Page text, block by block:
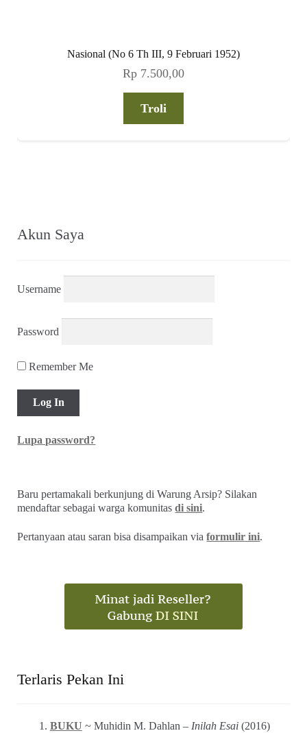
Nasional (No 6 Th III, 9 Februari 1952)
Rp 7.500,00
Troli
Akun Saya
Username
Password
Remember Me
Lupa password?
Baru pertamakali berkunjung di Warung Arsip? Silakan
mendaftar sebagai warga komunitasdi sini.
Pertanyaan atau saran bisa disampaikan viaformulir ini.
Terlaris Pekan Ini
BUKU ~ Muhidin M. Dahlan – Inilah Esai(2016)